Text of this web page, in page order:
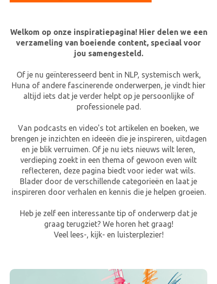
Welkom op onze inspiratiepagina! Hier delen we een
verzameling van boeiende content, speciaal voor
jou samengesteld.
Of je nu geïnteresseerd bent in NLP, systemisch werk,
Huna of andere fascinerende onderwerpen, je vindt hier
altijd iets dat je verder helpt op je persoonlijke of
professionele pad.
Van podcasts en video's tot artikelen en boeken, we
brengen je inzichten en ideeën die je inspireren, uitdagen
en je blik verruimen. Of je nu iets nieuws wilt leren,
verdieping zoekt in een thema of gewoon even wilt
reflecteren, deze pagina biedt voor ieder wat wils.
Blader door de verschillende categorieën en laat je
inspireren door verhalen en kennis die je helpen groeien.
Heb je zelf een interessante tip of onderwerp dat je
graag terugziet? We horen het graag!
Veel lees-, kijk- en luisterplezier!